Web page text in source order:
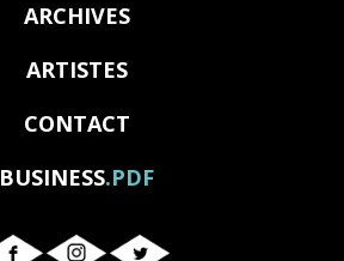
ARCHIVES
ARTISTES
CONTACT
BUSINESS.PDF